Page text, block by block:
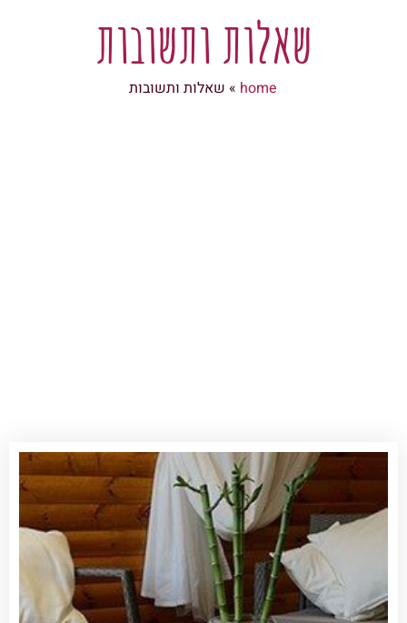
שאלות ותשובות
home
» שאלות ותשובות